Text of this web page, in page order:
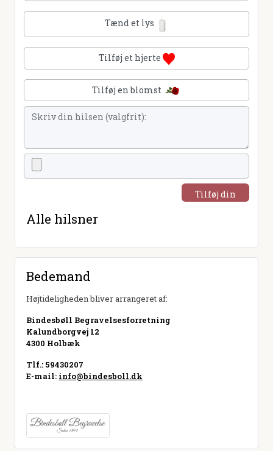
Tænd et lys
Tilføj et hjerte
Tilføj en blomst
Tilføj din
Alle hilsner
Bedemand
Højtideligheden bliver arrangeret af:
Bindesbøll Begravelsesforretning
Kalundborgvej 12
4300 Holbæk
Tlf.: 59430207
E-mail: info@bindesboll.dk